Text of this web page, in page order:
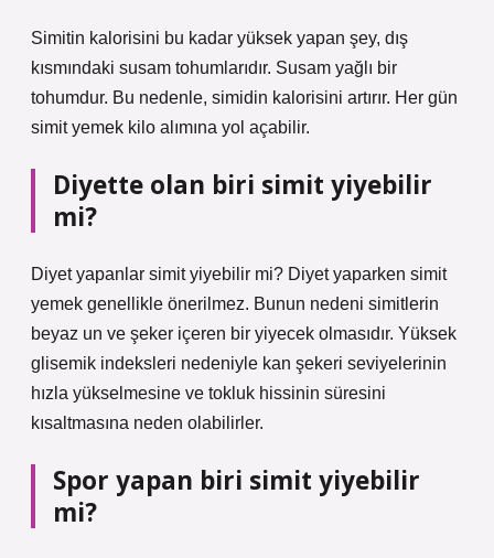
Simitin kalorisini bu kadar yüksek yapan şey, dış
kısmındaki susam tohumlarıdır. Susam yağlı bir
tohumdur. Bu nedenle, simidin kalorisini artırır. Her gün
simit yemek kilo alımına yol açabilir.
Diyette olan biri simit yiyebilir
mi?
Diyet yapanlar simit yiyebilir mi? Diyet yaparken simit
yemek genellikle önerilmez. Bunun nedeni simitlerin
beyaz un ve şeker içeren bir yiyecek olmasıdır. Yüksek
glisemik indeksleri nedeniyle kan şekeri seviyelerinin
hızla yükselmesine ve tokluk hissinin süresini
kısaltmasına neden olabilirler.
Spor yapan biri simit yiyebilir
mi?